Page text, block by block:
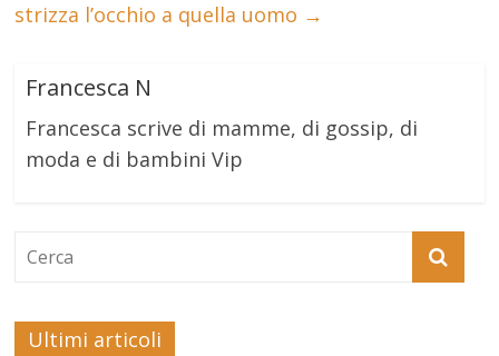
strizza l’occhio a quella uomo →
Francesca N
Francesca scrive di mamme, di gossip, di
moda e di bambini Vip
Ultimi articoli